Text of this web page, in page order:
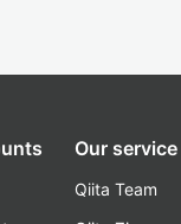
Our service
Qiita Team